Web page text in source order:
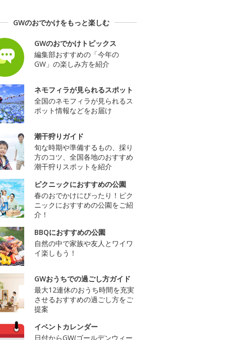
GWのおでかけをもっと楽しむ
GWのおでかけトピックス
編集部おすすめの「今年の
GW」の楽しみ方を紹介
ネモフィラが見られるスポット
全国のネモフィラが見られるス
ポット情報などをお届け
潮干狩りガイド
旬な時期や準備するもの、採り
方のコツ、全国各地のおすすめ
潮干狩りスポットを紹介
ピクニックにおすすめの公園
春のおでかけにぴったり！ピク
ニックにおすすめの公園をご紹
介！
BBQにおすすめの公園
自然の中で家族や友人とワイワ
イ楽しもう！
GWおうちでの過ごし方ガイド
最大12連休のおうち時間を充実
させるおすすめの過ごし方をご
提案
イベントカレンダー
日付からGW(ゴールデンウィー